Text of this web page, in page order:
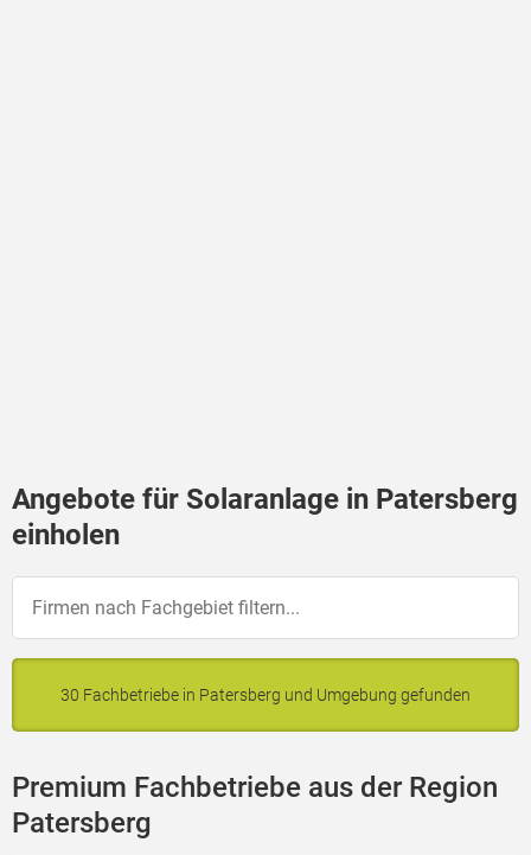
Angebote für Solaranlage in Patersberg
einholen
30 Fachbetriebe in Patersberg und Umgebung gefunden
Premium Fachbetriebe aus der Region
Patersberg